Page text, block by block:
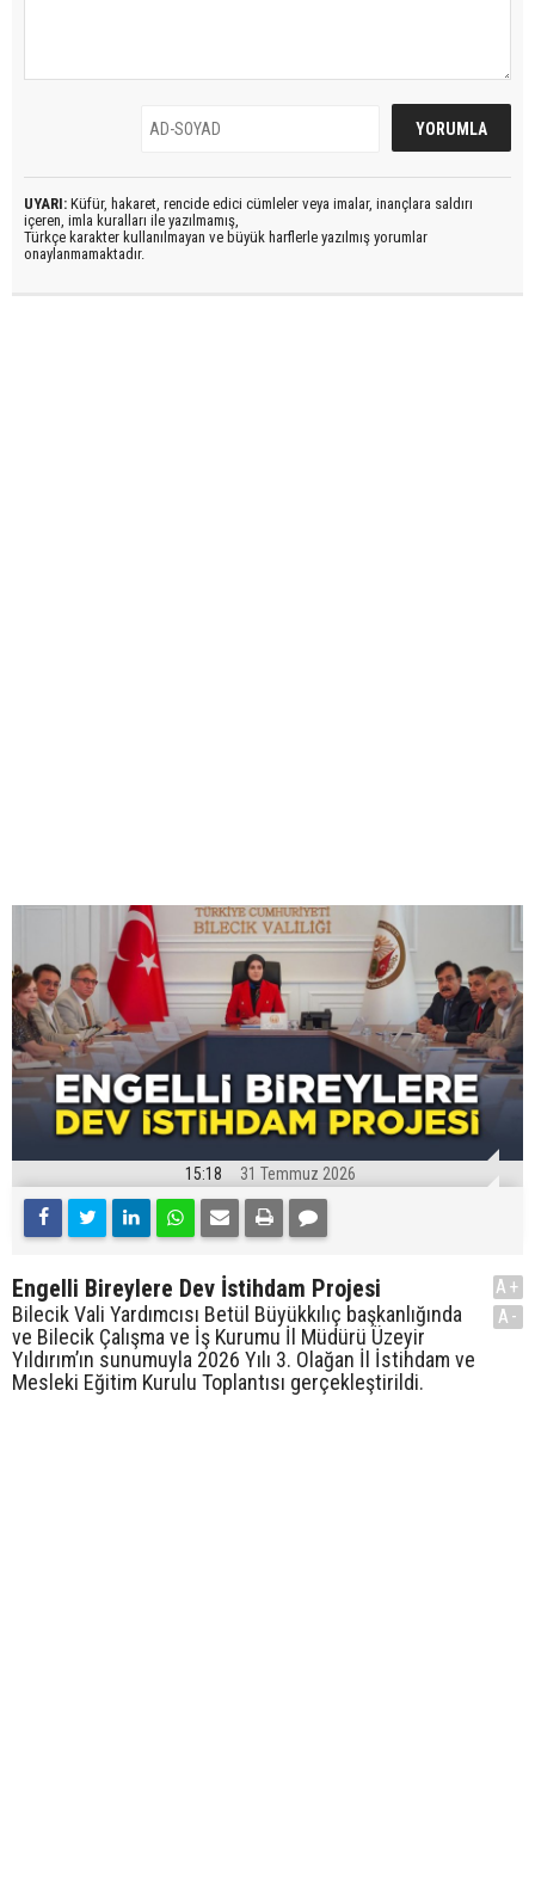
UYARI: Küfür, hakaret, rencide edici cümleler veya imalar, inançlara saldırı
içeren, imla kuralları ile yazılmamış,
Türkçe karakter kullanılmayan ve büyük harflerle yazılmış yorumlar
onaylanmamaktadır.
15:18 31 Temmuz 2026
Engelli Bireylere Dev İstihdam Projesi
Bilecik Vali Yardımcısı Betül Büyükkılıç başkanlığında
ve Bilecik Çalışma ve İş Kurumu İl Müdürü Üzeyir
Yıldırım’ın sunumuyla 2026 Yılı 3. Olağan İl İstihdam ve
Mesleki Eğitim Kurulu Toplantısı gerçekleştirildi.
A+
A-